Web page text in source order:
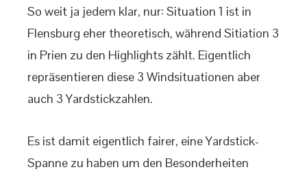
So weit ja jedem klar, nur: Situation 1 ist in
Flensburg eher theoretisch, während Sitiation 3
in Prien zu den Highlights zählt. Eigentlich
repräsentieren diese 3 Windsituationen aber
auch 3 Yardstickzahlen.
Es ist damit eigentlich fairer, eine Yardstick-
Spanne zu haben um den Besonderheiten